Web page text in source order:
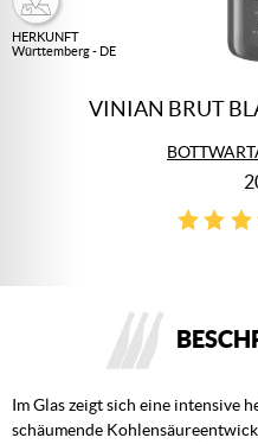
HERKUNFT
Württemberg - DE
VINIAN BRUT
Im Glas zeigt sich eine intensive
schäumende